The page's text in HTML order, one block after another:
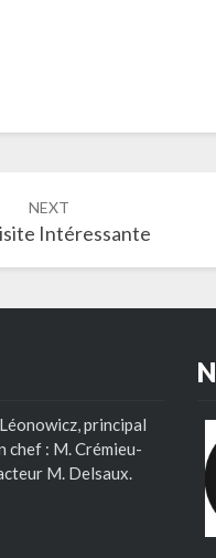
NEXT
Intéressante
principal
chef : M. Crémieu-
M. Delsaux.